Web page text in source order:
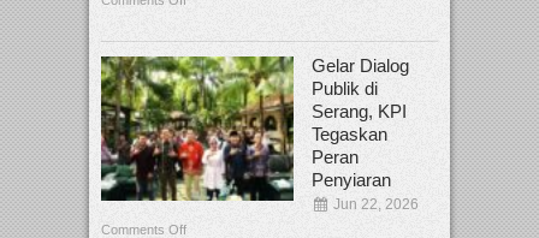
Gelar Dialog
Publik di
Serang, KPI
Tegaskan
Peran
Penyiaran
Jun 22, 2026
Comments Off